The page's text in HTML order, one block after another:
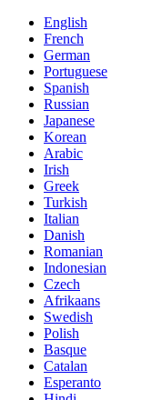
English
French
German
Portuguese
Spanish
Russian
Japanese
Korean
Arabic
Irish
Greek
Turkish
Italian
Danish
Romanian
Indonesian
Czech
Afrikaans
Swedish
Polish
Basque
Catalan
Esperanto